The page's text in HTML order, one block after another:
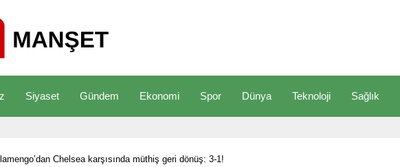
Siyaset Gündem Ekonomi Spor Dünya Teknoloji Sağlık
Chelsea karşısında müthiş geri dönüş: 3-1!